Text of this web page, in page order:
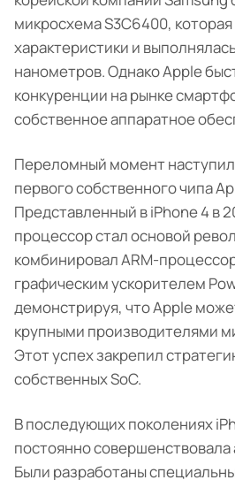
микросхема S3C6400,
характеристики и
нанометров. Однако Apple
конкуренции на рынке
собственное аппаратное
Переломный момент
первого собственного чипа
Представленный в iPhone 4 в
процессор стал основой
комбинировал ARM-
графическим ускорителем
демонстрируя, что Apple
крупными производителями
Этот успех закрепил
собственных SoC.
В последующих поколениях
постоянно совершенствовала
Были разработаны